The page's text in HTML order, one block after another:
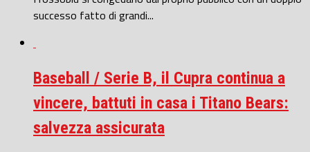
successo fatto di grandi...
Baseball / Serie B, il Cupra continua a
vincere, battuti in casa i Titano Bears:
salvezza assicurata